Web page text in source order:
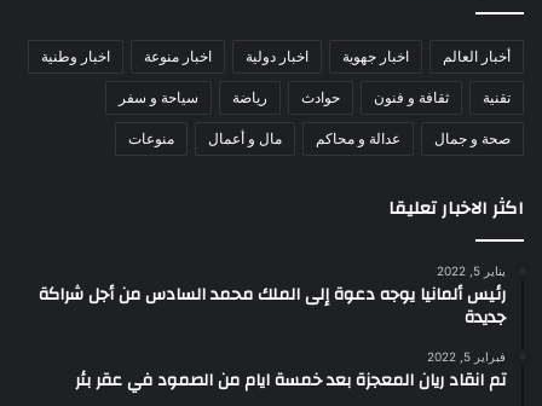
أخبار العالم اخبار جهوية اخبار دولية اخبار منوعة اخبار وطنية
تقنية ثقافة و فنون حوادث رياضة سياحة و سفر
صحة و جمال عدالة و محاكم مال و أعمال منوعات
اكثر الاخبار تعليقا
يناير 5, 2022
رئيس ألمانيا يوجه دعوة إلى الملك محمد السادس من أجل شراكة
جديدة
فبراير 5, 2022
تم انقاد ريان المعجزة بعد خمسة ايام من الصمود في عقر بئر